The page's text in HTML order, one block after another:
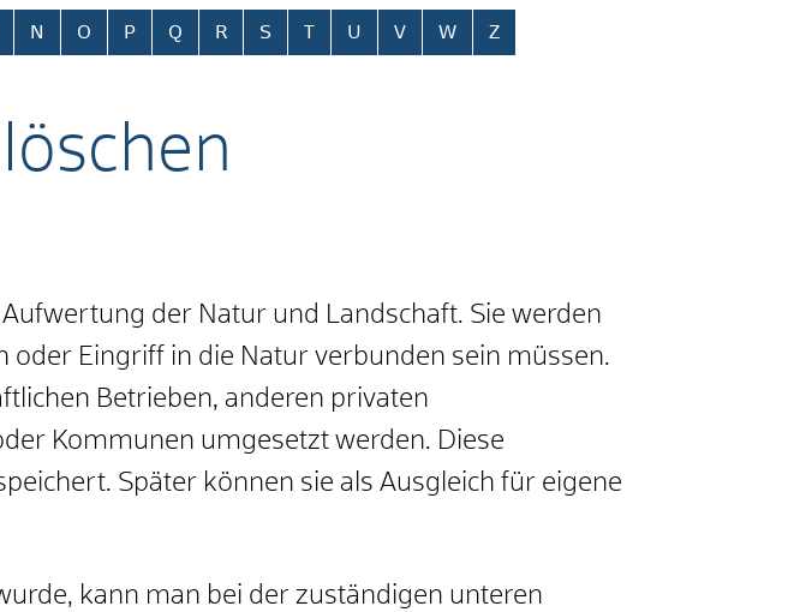
N O P Q R S T U V W Z
der Natur und Landschaft. Sie werden
Eingriff in die Natur verbunden sein müssen.
Betrieben, anderen privaten
Kommunen umgesetzt werden. Diese
Später können sie als Ausgleich für eigene
kann man bei der zuständigen unteren